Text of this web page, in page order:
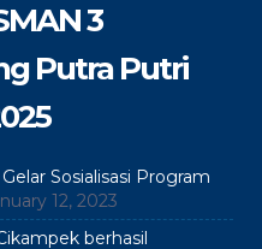
3
Putra Putri
Sosialisasi Program
12, 2023
berhasil